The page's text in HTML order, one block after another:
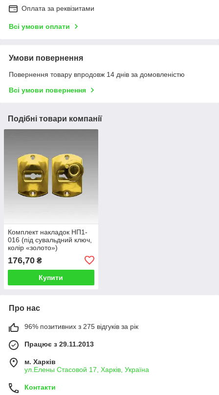
Оплата за реквізитами
Всі умови оплати
Умови повернення
Повернення товару впродовж 14 днів за домовленістю
Всі умови повернення
Подібні товари компанії
Комплект накладок НП1-
016 (під сувальдний ключ,
колір «золото»)
176,70 ₴
Купити
Про нас
96% позитивних з 275 відгуків за рік
Працює з 29.11.2013
м. Харків
ул.Елены Стасовой 17, Харків, Україна
Контакти